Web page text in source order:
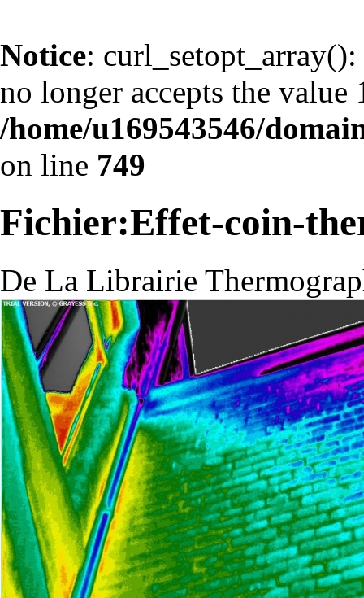
Notice:
no longer accepts the
/home/u169543546/
on line 749
Fichier:Effet-coin-
De La Librairie